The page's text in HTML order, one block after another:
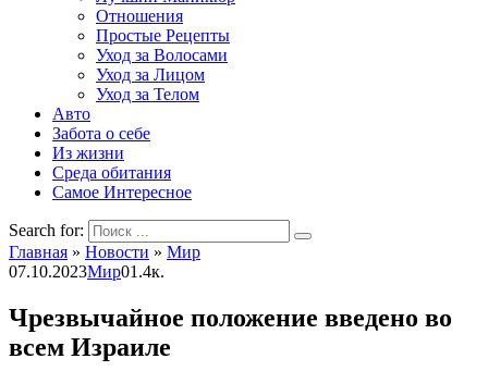
Отношения
Простые Рецепты
Уход за Волосами
Уход за Лицом
Уход за Телом
Авто
Забота о себе
Из жизни
Среда обитания
Самое Интересное
Search for:
Главная » Новости » Мир
07.10.2023Мир01.4к.
Чрезвычайное положение введено во
всем Израиле